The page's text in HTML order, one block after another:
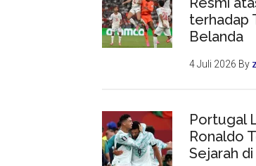
terhadap
Belanda
4 Juli 2026 By
Portugal
Ronaldo
Sejarah